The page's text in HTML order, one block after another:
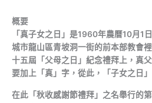
概要
「真子女之日」是1960年農曆10月1
城市龍山區青坡洞一街的前本部教會
十五屆「父母之日」紀念禮拜上，真
要加上「真」字，從此，「子女之日
在此「秋收感謝節禮拜」之名舉行的